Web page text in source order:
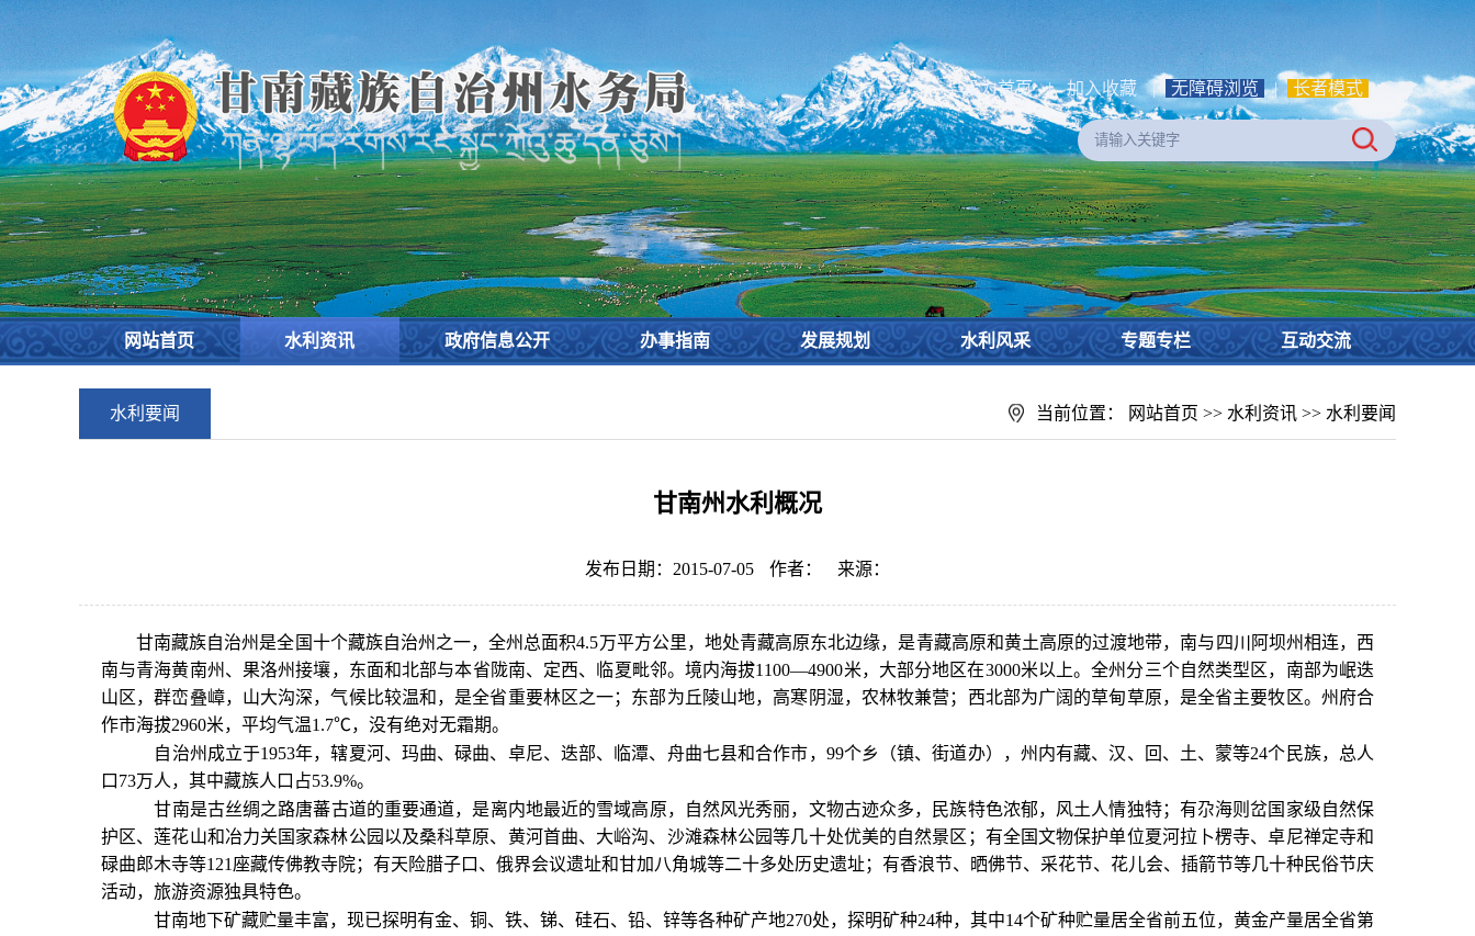
欢
迎
进
入
甘
南
藏
族
自
治
州
水
务
局,
设为首页 | 加入收藏 | 无障碍浏览 | 长者模式
网站首页 水利资讯 政府信息公开 办事指南 发展规划 水利风采 专题专栏 互动交流
水利要闻 当前位置： 网站首页 >> 水利资讯 >> 水利要闻
甘南州水利概况
发布日期：2015-07-05 作者： 来源：
甘南藏族自治州是全国十个藏族自治州之一，全州总面积4.5万平方公里，地处青藏高原东北边缘，是青藏高原和黄土高原的过渡地带，南与四川阿坝州相连，西
南与青海黄南州、果洛州接壤，东面和北部与本省陇南、定西、临夏毗邻。境内海拔1100—4900米，大部分地区在3000米以上。全州分三个自然类型区，南部为岷迭
山区，群峦叠嶂，山大沟深，气候比较温和，是全省重要林区之一；东部为丘陵山地，高寒阴湿，农林牧兼营；西北部为广阔的草甸草原，是全省主要牧区。州府合
作市海拔2960米，平均气温1.7℃，没有绝对无霜期。
自治州成立于1953年，辖夏河、玛曲、碌曲、卓尼、迭部、临潭、舟曲七县和合作市，99个乡（镇、街道办），州内有藏、汉、回、土、蒙等24个民族，总人
口73万人，其中藏族人口占53.9%。
甘南是古丝绸之路唐蕃古道的重要通道，是离内地最近的雪域高原，自然风光秀丽，文物古迹众多，民族特色浓郁，风土人情独特；有尕海则岔国家级自然保
护区、莲花山和冶力关国家森林公园以及桑科草原、黄河首曲、大峪沟、沙滩森林公园等几十处优美的自然景区；有全国文物保护单位夏河拉卜楞寺、卓尼禅定寺和
碌曲郎木寺等121座藏传佛教寺院；有天险腊子口、俄界会议遗址和甘加八角城等二十多处历史遗址；有香浪节、晒佛节、采花节、花儿会、插箭节等几十种民俗节庆
活动，旅游资源独具特色。
甘南地下矿藏贮量丰富，现已探明有金、铜、铁、锑、硅石、铅、锌等各种矿产地270处，探明矿种24种，其中14个矿种贮量居全省前五位，黄金产量居全省第